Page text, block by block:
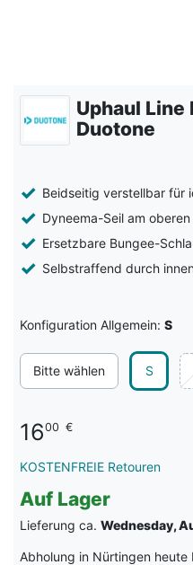
Uphaul
Duotone
Beidseitig verstellbar für
Dyneema-Seil am
Ersetzbare Bungee-
Selbstraffend durch
Konfiguration Allgemein: S
Bitte wählen S
1600 €
KOSTENFREIE Retouren
Auf Lager
Lieferung ca. Wednesday,
Abholung in Nürtingen heute